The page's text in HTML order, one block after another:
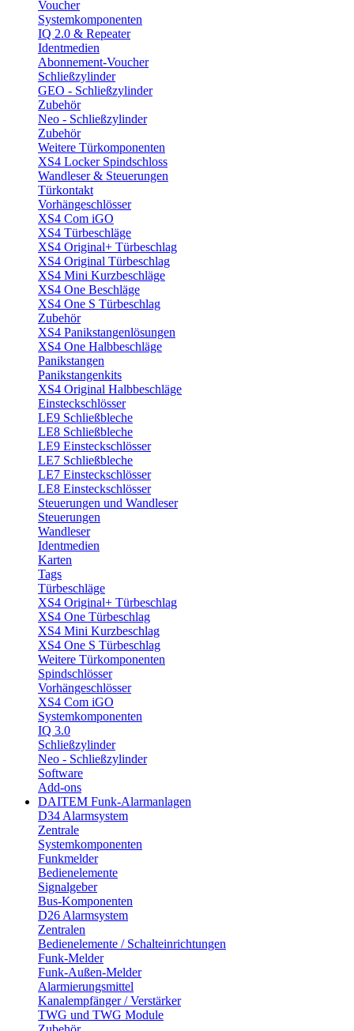
Voucher
Systemkomponenten
IQ 2.0 & Repeater
Identmedien
Abonnement-Voucher
Schließzylinder
GEO - Schließzylinder
Zubehör
Neo - Schließzylinder
Zubehör
Weitere Türkomponenten
XS4 Locker Spindschloss
Wandleser & Steuerungen
Türkontakt
Vorhängeschlösser
XS4 Com iGO
XS4 Türbeschläge
XS4 Original+ Türbeschlag
XS4 Original Türbeschlag
XS4 Mini Kurzbeschläge
XS4 One Beschläge
XS4 One S Türbeschlag
Zubehör
XS4 Panikstangenlösungen
XS4 One Halbbeschläge
Panikstangen
Panikstangenkits
XS4 Original Halbbeschläge
Einsteckschlösser
LE9 Schließbleche
LE8 Schließbleche
LE9 Einsteckschlösser
LE7 Schließbleche
LE7 Einsteckschlösser
LE8 Einsteckschlösser
Steuerungen und Wandleser
Steuerungen
Wandleser
Identmedien
Karten
Tags
Türbeschläge
XS4 Original+ Türbeschlag
XS4 One Türbeschlag
XS4 Mini Kurzbeschlag
XS4 One S Türbeschlag
Weitere Türkomponenten
Spindschlösser
Vorhängeschlösser
XS4 Com iGO
Systemkomponenten
IQ 3.0
Schließzylinder
Neo - Schließzylinder
Software
Add-ons
DAITEM Funk-Alarmanlagen
D34 Alarmsystem
Zentrale
Systemkomponenten
Funkmelder
Bedienelemente
Signalgeber
Bus-Komponenten
D26 Alarmsystem
Zentralen
Bedienelemente / Schalteinrichtungen
Funk-Melder
Funk-Außen-Melder
Alarmierungsmittel
Kanalempfänger / Verstärker
TWG und TWG Module